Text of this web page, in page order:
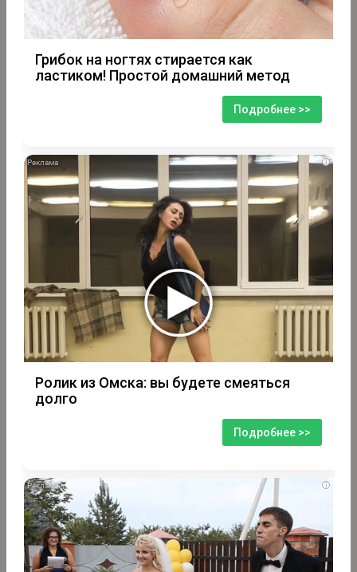
Грибок на ногтях стирается как
ластиком! Простой домашний метод
Подробнее >>
i
Ролик из Омска: вы будете смеяться
долго
Подробнее >>
i